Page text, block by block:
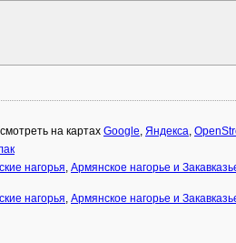
на картах Google, Яндекса,
нагорья, Армянское нагорье и
нагорья, Армянское нагорье и